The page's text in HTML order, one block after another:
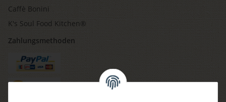
Caffè Bonini
K's Soul Food Kitchen®
Zahlungsmethoden